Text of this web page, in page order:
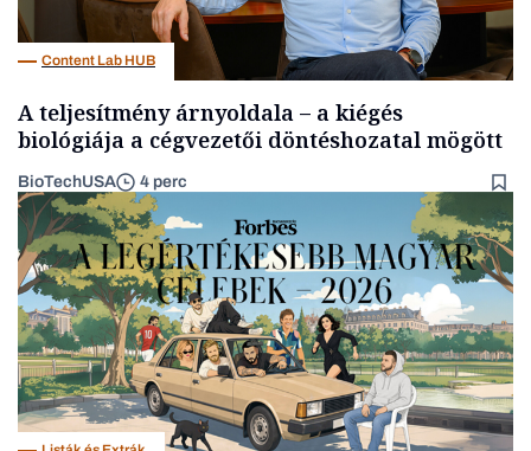
Content Lab HUB
A teljesítmény árnyoldala – a kiégés
biológiája a cégvezetői döntéshozatal mögött
BioTechUSA 4 perc